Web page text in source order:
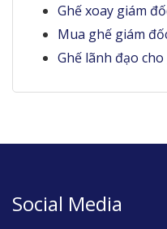
Ghế xoay giám
Mua ghế giám
Ghế lãnh đạo
Social Media